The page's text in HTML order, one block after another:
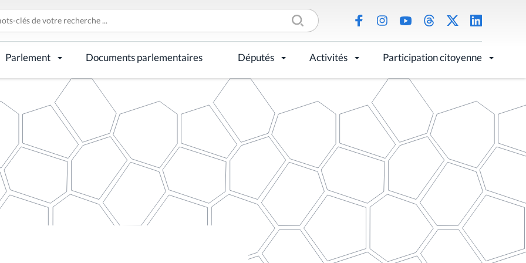
Parlement Documents parlementaires Députés Activités Participation citoyenne